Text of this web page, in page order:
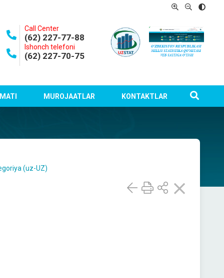
Call Center
(62) 227-77-88
Ishonch telefoni
(62) 227-70-75
MUROJAATLAR KONTAKTLAR
(uz-UZ)